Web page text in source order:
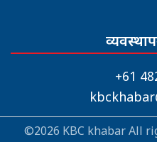
+61
©2026 KBC khabar All